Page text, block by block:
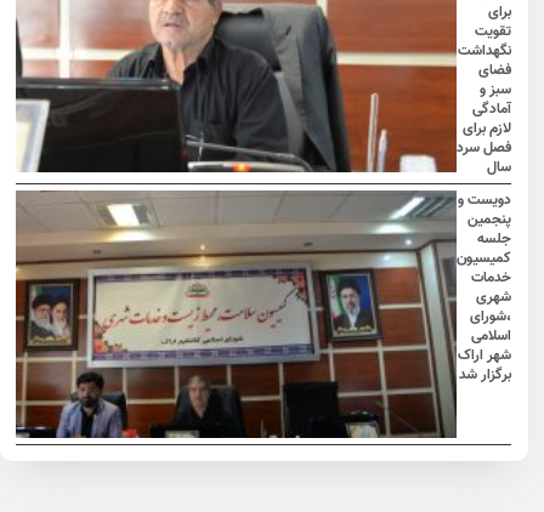
برای
تقویت
نگهداشت
فضای
سبز و
آمادگی
لازم برای
فصل سرد
سال
دویست و
پنجمین
جلسه
کمیسیون
خدمات
شهری
،شورای
اسلامی
شهر اراک
برگزار شد